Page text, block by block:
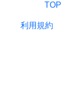
TOP
利用規約